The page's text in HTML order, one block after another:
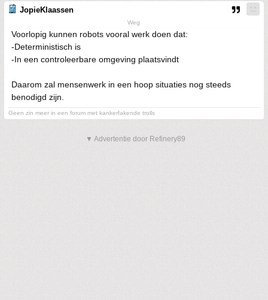
JopieKlaassen
Weg
Voorlopig kunnen robots vooral werk doen dat:
-Deterministisch is
-In een controleerbare omgeving plaatsvindt
Daarom zal mensenwerk in een hoop situaties nog steeds
benodigd zijn.
Geen zin meer in een forum met kankerfakende trolls
▼ Advertentie door Refinery89